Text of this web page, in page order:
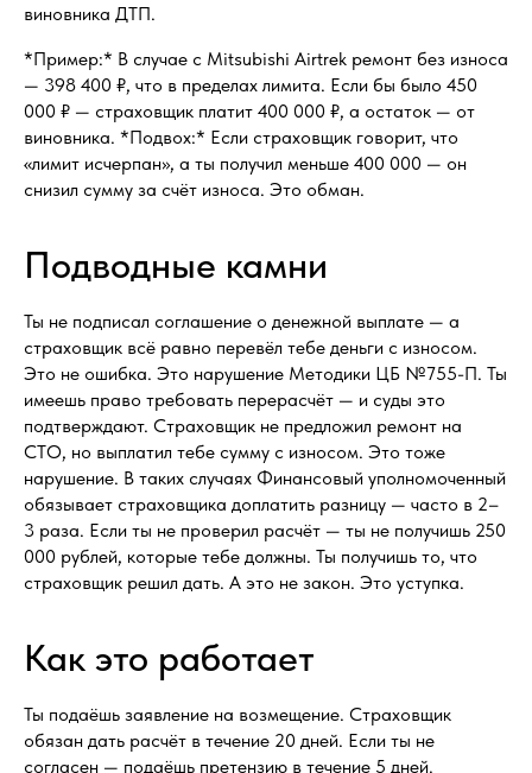
виновника ДТП.
*Пример:* В случае с Mitsubishi Airtrek ремонт без износа
— 398 400 ₽, что в пределах лимита. Если бы было 450
000 ₽ — страховщик платит 400 000 ₽, а остаток — от
виновника. *Подвох:* Если страховщик говорит, что
«лимит исчерпан», а ты получил меньше 400 000 — он
снизил сумму за счёт износа. Это обман.
Подводные камни
Ты не подписал соглашение о денежной выплате — а
страховщик всё равно перевёл тебе деньги с износом.
Это не ошибка. Это нарушение Методики ЦБ №755-П. Ты
имеешь право требовать перерасчёт — и суды это
подтверждают. Страховщик не предложил ремонт на
СТО, но выплатил тебе сумму с износом. Это тоже
нарушение. В таких случаях Финансовый уполномоченный
обязывает страховщика доплатить разницу — часто в 2–
3 раза. Если ты не проверил расчёт — ты не получишь 250
000 рублей, которые тебе должны. Ты получишь то, что
страховщик решил дать. А это не закон. Это уступка.
Как это работает
Ты подаёшь заявление на возмещение. Страховщик
обязан дать расчёт в течение 20 дней. Если ты не
согласен — подаёшь претензию в течение 5 дней.